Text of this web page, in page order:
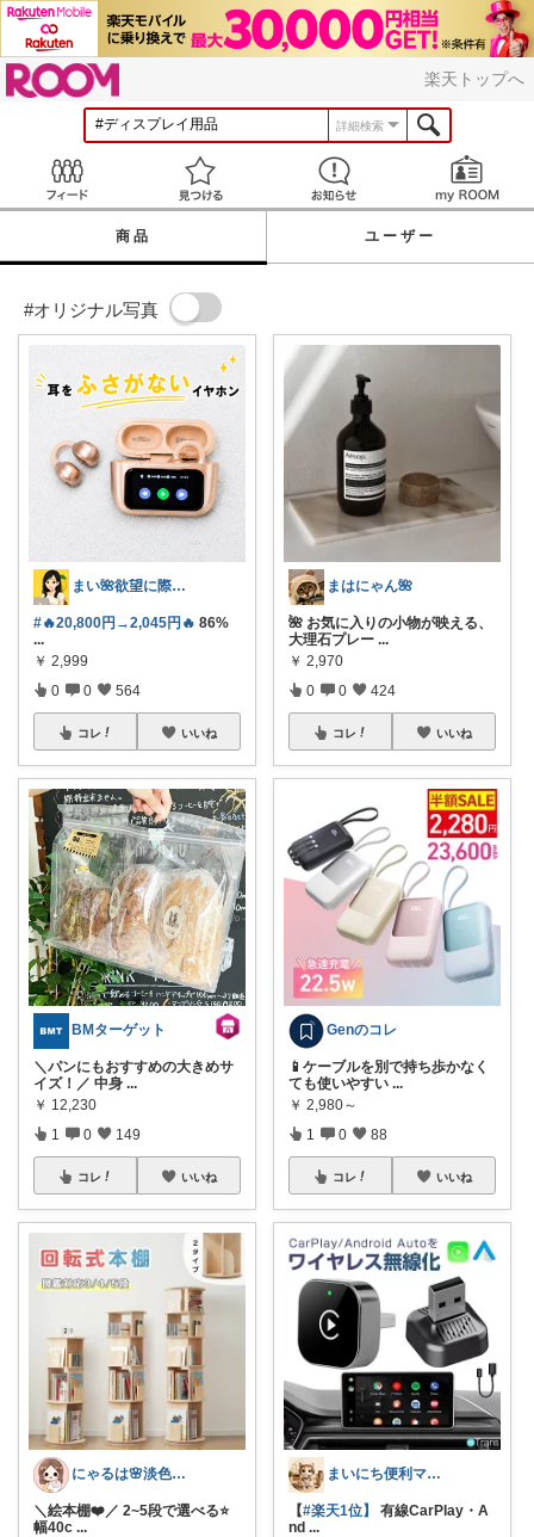
楽天トップへ
詳細検索
見つける お知らせ
商品 ユーザー
#オリジナル写真
まい🌺欲望に際限なしフルタイムワーママ
#🔥20,800円→2,045円🔥 86%
...
￥ 2,999
0 0 564
コレ いいね
BMターゲット
＼パンにもおすすめの大きめサ
イズ！／ 中身 ...
￥ 12,230
1 0 149
コレ いいね
にゃるは🌸淡色ベビーキッズマタニティ
＼絵本棚❤️／ 2~5段で選べる⭐
幅40c ...
まはにゃん🌺
🌺 お気に入りの小物が映える、
大理石プレー ...
￥ 2,970
0 0 424
コレ いいね
Genのコレ
📱ケーブルを別で持ち歩かなく
ても使いやすい ...
￥ 2,980～
1 0 88
コレ いいね
まいにち便利マーケット
【#楽天1位】
有線CarPlay・A
nd ...